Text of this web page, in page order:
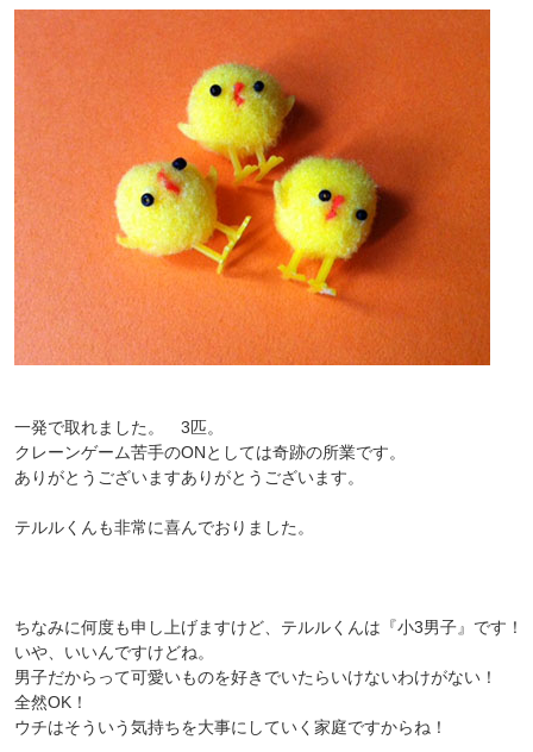
一発で取れました。 3匹。
クレーンゲーム苦手のONとしては奇跡の所業です。
ありがとうございますありがとうございます。
テルルくんも非常に喜んでおりました。
ちなみに何度も申し上げますけど、テルルくんは『小3男子』です！
いや、いいんですけどね。
男子だからって可愛いものを好きでいたらいけないわけがない！
全然OK！
ウチはそういう気持ちを大事にしていく家庭ですからね！